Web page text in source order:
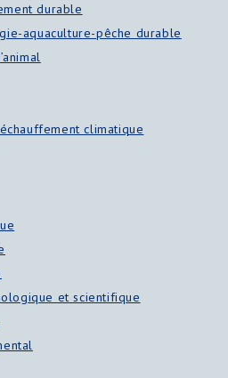
durable
aquaculture-pêche durable
climatique
et scientifique